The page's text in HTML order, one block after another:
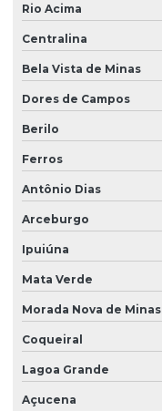
Rio Acima
Centralina
Bela Vista de Minas
Dores de Campos
Berilo
Ferros
Antônio Dias
Arceburgo
Ipuiúna
Mata Verde
Morada Nova de Minas
Coqueiral
Lagoa Grande
Açucena